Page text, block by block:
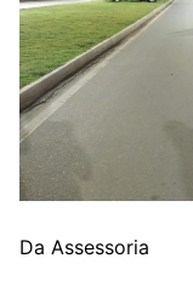
Da Assessoria